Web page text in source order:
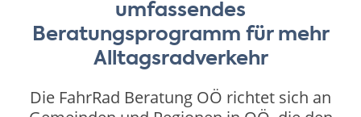
umfassendes
Beratungsprogramm für mehr
Alltagsradverkehr
Die FahrRad Beratung OÖ richtet sich an